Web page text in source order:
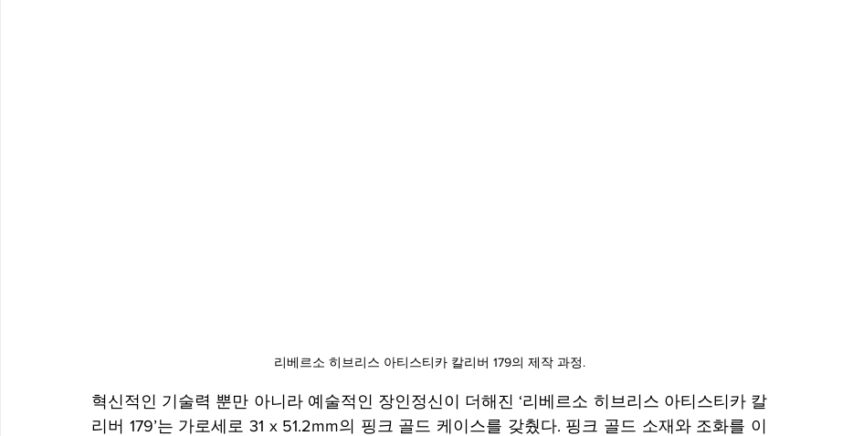
리베르소 히브리스 아티스티카 칼리버 179의 제작 과정.
혁신적인 기술력 뿐만 아니라 예술적인 장인정신이 더해진 ‘리베르소 히브리스 아티스티카 칼
리버 179’는 가로세로 31 x 51.2mm의 핑크 골드 케이스를 갖췄다. 핑크 골드 소재와 조화를 이